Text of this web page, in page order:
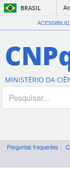
BRASIL
MINISTÉRIO DA
Perguntas frequentes